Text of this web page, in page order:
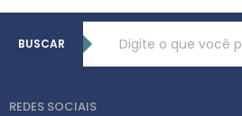
BUSCAR
REDES SOCIAIS